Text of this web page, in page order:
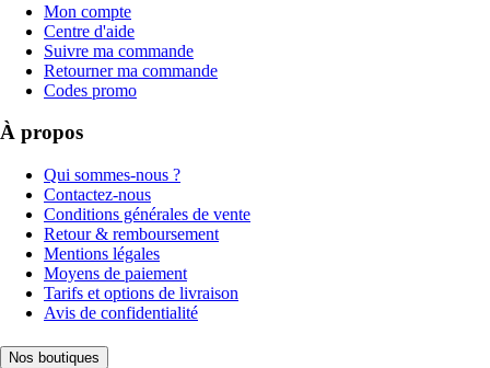
Mon compte
Centre d'aide
Suivre ma commande
Retourner ma commande
Codes promo
À propos
Qui sommes-nous ?
Contactez-nous
Conditions générales de vente
Retour & remboursement
Mentions légales
Moyens de paiement
Tarifs et options de livraison
Avis de confidentialité
Nos boutiques